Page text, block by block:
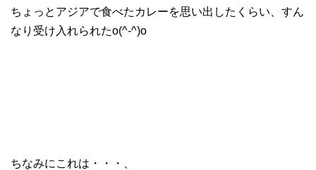
ちょっとアジアで食べたカレーを思い出したくらい、すん
なり受け入れられたo(^-^)o
ちなみにこれは・・・、